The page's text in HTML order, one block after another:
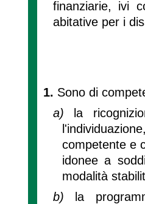
finanziarie, ivi
abitative per i
1. Sono di
a)
la
competente e
idonee a
modalità
b)
la